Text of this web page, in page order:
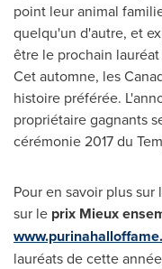
point leur animal
quelqu'un d'autre, et
être le prochain
Cet automne, les
histoire préférée.
propriétaire gagnants
cérémonie 2017 du
Pour en savoir plus
sur le prix Mieux
lauréats de cette